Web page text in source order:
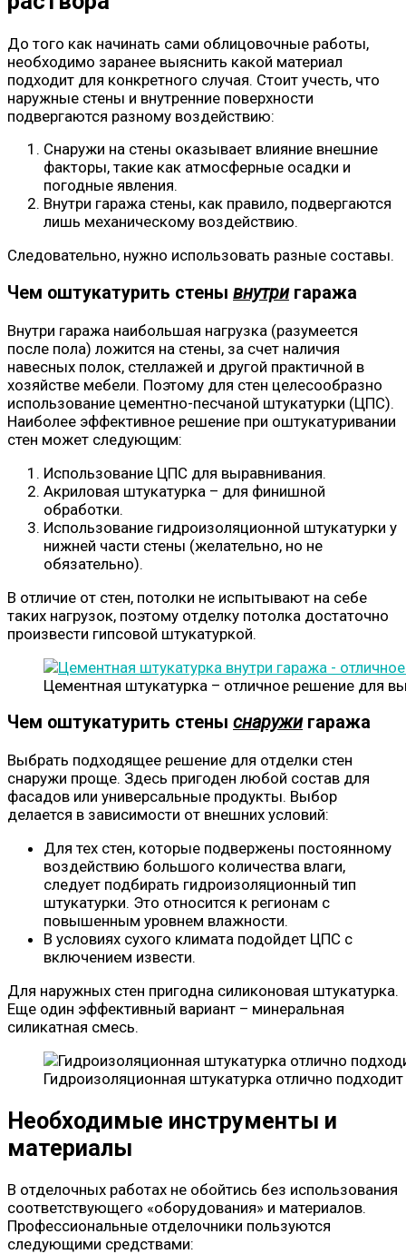
До того как начинать сами облицовочные работы,
необходимо заранее выяснить какой материал
подходит для конкретного случая. Стоит учесть, что
наружные стены и внутренние поверхности
подвергаются разному воздействию:
Снаружи на стены оказывает влияние внешние
факторы, такие как атмосферные осадки и
погодные явления.
Внутри гаража стены, как правило, подвергаются
лишь механическому воздействию.
Следовательно, нужно использовать разные составы.
Чем оштукатурить стены внутригаража
Внутри гаража наибольшая нагрузка (разумеется
после пола) ложится на стены, за счет наличия
навесных полок, стеллажей и другой практичной в
хозяйстве мебели. Поэтому для стен целесообразно
использование цементно-песчаной штукатурки (ЦПС).
Наиболее эффективное решение при оштукатуривании
стен может следующим:
Использование ЦПС для выравнивания.
Акриловая штукатурка – для финишной
обработки.
Использование гидроизоляционной штукатурки у
нижней части стены (желательно, но не
обязательно).
В отличие от стен, потолки не испытывают на себе
таких нагрузок, поэтому отделку потолка достаточно
произвести гипсовой штукатуркой.
Цементная штукатурка – отличное решение для
Чем оштукатурить стены снаружигаража
Выбрать подходящее решение для отделки стен
снаружи проще. Здесь пригоден любой состав для
фасадов или универсальные продукты. Выбор
делается в зависимости от внешних условий:
Для тех стен, которые подвержены постоянному
воздействию большого количества влаги,
следует подбирать гидроизоляционный тип
штукатурки. Это относится к регионам с
повышенным уровнем влажности.
В условиях сухого климата подойдет ЦПС с
включением извести.
Для наружных стен пригодна силиконовая штукатурка.
Еще один эффективный вариант – минеральная
силикатная смесь.
Гидроизоляционная штукатурка отлично
Необходимые инструменты и
материалы
В отделочных работах не обойтись без использования
соответствующего «оборудования» и материалов.
Профессиональные отделочники пользуются
следующими средствами: